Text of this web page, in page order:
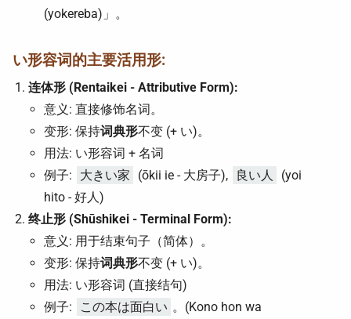
(yokereba)」。
い形容词的主要活用形:
连体形 (Rentaikei - Attributive Form):
意义: 直接修饰名词。
变形: 保持词典形不变 (+ い)。
用法: い形容词 + 名词
例子:
大きい家 (ōkii ie - 大房子), 良い人
(yoi
hito - 好人)
终止形 (Shūshikei - Terminal Form):
意义: 用于结束句子（简体）。
变形: 保持词典形不变 (+ い)。
用法: い形容词 (直接结句)
例子:
この本は面白い 。(Kono hon wa